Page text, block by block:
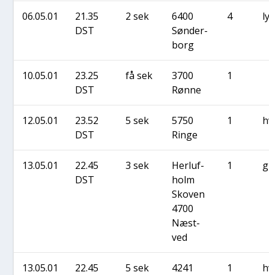
06.05.01
21.35
DST
2 sek
6400
Søn­der­
borg
4
10.05.01
23.25
DST
få sek
3700
Røn­ne
1
12.05.01
23.52
DST
5 sek
5750
Rin­ge
1
13.05.01
22.45
DST
3 sek
Her­luf­
holm
Sko­ven
4700
Næst­
ved
1
13.05.01
22.45
5 sek
4241
1